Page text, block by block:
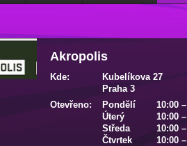
Akropolis
Kde:
Kubelíkova 27
Praha 3
Otevřeno:
Pondělí
10:00
Úterý
10:00
Středa
10:00
Čtvrtek
10:00